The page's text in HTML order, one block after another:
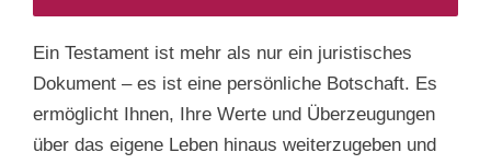
Ein Testament ist mehr als nur ein juristisches
Dokument – es ist eine persönliche Botschaft. Es
ermöglicht Ihnen, Ihre Werte und Überzeugungen
über das eigene Leben hinaus weiterzugeben und